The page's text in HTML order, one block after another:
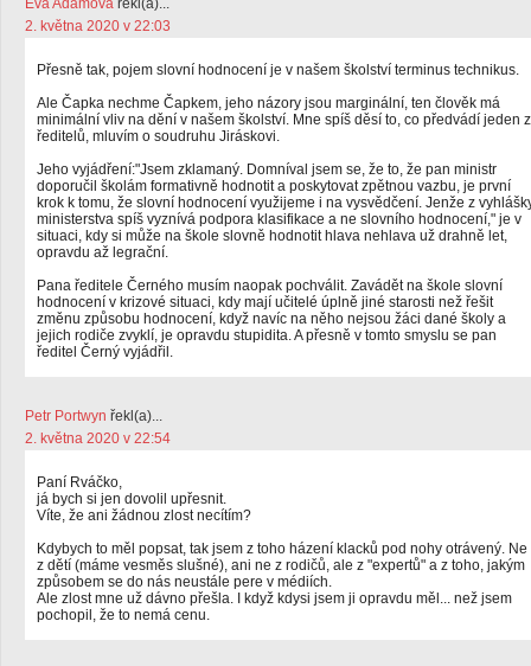
Eva Adamová řekl(a)...
2. května 2020 v 22:03
Přesně tak, pojem slovní hodnocení je v našem školství terminus technikus.
Ale Čapka nechme Čapkem, jeho názory jsou marginální, ten člověk má
minimální vliv na dění v našem školství. Mne spíš děsí to, co předvádí jeden z
ředitelů, mluvím o soudruhu Jiráskovi.
Jeho vyjádření:"Jsem zklamaný. Domníval jsem se, že to, že pan ministr
doporučil školám formativně hodnotit a poskytovat zpětnou vazbu, je první
krok k tomu, že slovní hodnocení využijeme i na vysvědčení. Jenže z
ministerstva spíš vyznívá podpora klasifikace a ne slovního hodnocení," je v
situaci, kdy si může na škole slovně hodnotit hlava nehlava už drahně let,
opravdu až legrační.
Pana ředitele Černého musím naopak pochválit. Zavádět na škole slovní
hodnocení v krizové situaci, kdy mají učitelé úplně jiné starosti než řešit
změnu způsobu hodnocení, když navíc na něho nejsou žáci dané školy a
jejich rodiče zvyklí, je opravdu stupidita. A přesně v tomto smyslu se pan
ředitel Černý vyjádřil.
Petr Portwyn řekl(a)...
2. května 2020 v 22:54
Paní Rváčko,
já bych si jen dovolil upřesnit.
Víte, že ani žádnou zlost necítím?
Kdybych to měl popsat, tak jsem z toho házení klacků pod nohy otrávený. Ne
z dětí (máme vesměs slušné), ani ne z rodičů, ale z "expertů" a z toho, jakým
způsobem se do nás neustále pere v médiích.
Ale zlost mne už dávno přešla. I když kdysi jsem ji opravdu měl... než jsem
pochopil, že to nemá cenu.